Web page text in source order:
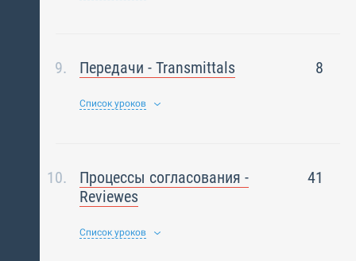
Передачи - Transmittals 8
Список уроков
Процессы согласования -
Reviewes
41
Список уроков